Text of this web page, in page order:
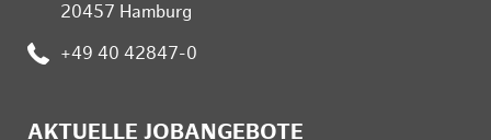
20457 Hamburg
Telefon:
+49 40 42847-0
AKTUELLE JOBANGEBOTE